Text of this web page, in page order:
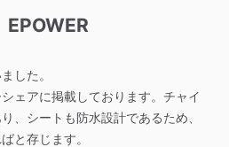
EPOWER
した。
ェアに掲載しております。チャイ
、シートも防水設計であるため、
と存じます。